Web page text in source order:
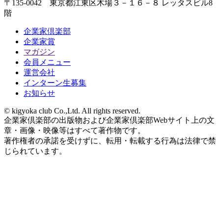
〒135-0042 東京都江東区木場３－１６－８ レッタスビル8
階
企業家倶楽部
企業家賞
マガジン
会員メニュー
運営会社
インターン生募集
お知らせ
© kigyoka club Co.,Ltd. All rights reserved.
企業家倶楽部の出版物および企業家倶楽部Webサイト上の文
章・画像・映像等はすべて著作物です。
著作権者の承諾を受けずに、転用・転載する行為は法律で禁
じられています。